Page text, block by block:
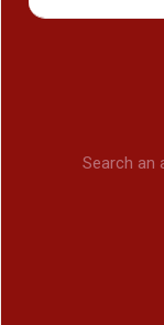
Search an